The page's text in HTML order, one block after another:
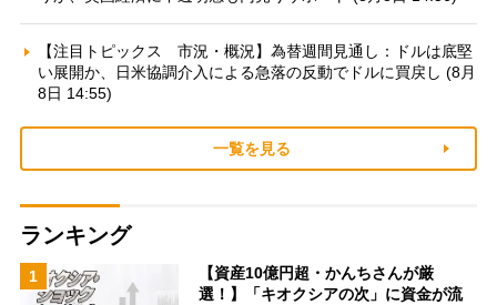
【注目トピックス 市況・概況】為替週間見通し：ドルは底堅
い展開か、日米協調介入による急落の反動でドルに買戻し (8月
8日 14:55)
一覧を見る
ランキング
1
【資産10億円超・かんちさんが厳
選！】「キオクシアの次」に資金が流